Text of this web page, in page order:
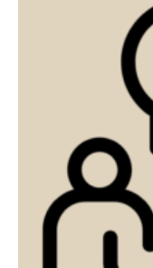
福音传讲与宣教
团契生活与祷告
阿尔巴尼亚语